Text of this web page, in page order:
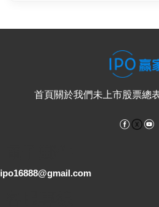
首頁關於我們未上市股票總
ipo16888@gmail.com